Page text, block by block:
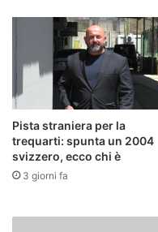
Pista straniera per la
trequarti: spunta un 2004
svizzero, ecco chi è
3 giorni fa